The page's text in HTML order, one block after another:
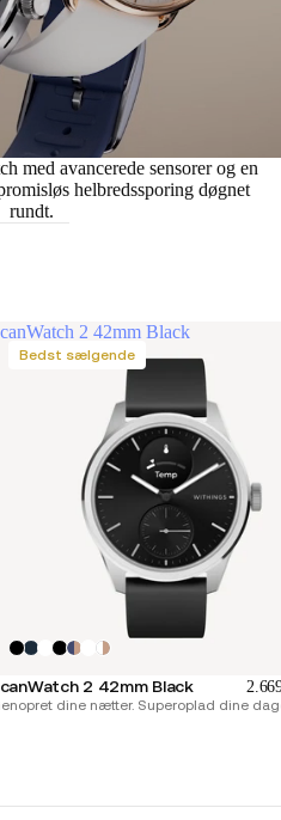
med avancerede sensorer og en
helbredssporing døgnet
rundt.
2 42mm Black
Bedst sælgende
2 42mm Black
dine nætter. Superoplad dine